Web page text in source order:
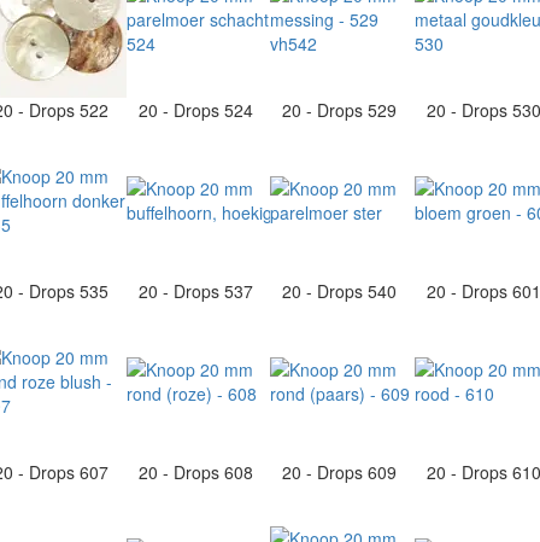
- Drops 522 20 - Drops 524 20 - Drops 529 20 - Drops
- Drops 535 20 - Drops 537 20 - Drops 540 20 - Drops
- Drops 607 20 - Drops 608 20 - Drops 609 20 - Drops